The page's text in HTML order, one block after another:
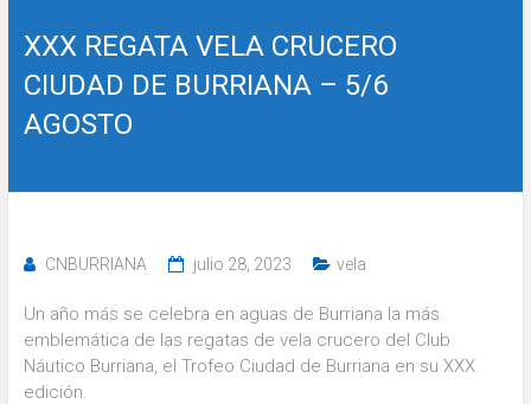
XXX REGATA VELA CRUCERO
CIUDAD DE BURRIANA – 5/6
AGOSTO
CNBURRIANA julio 28, 2023 vela
Un año más se celebra en aguas de Burriana la más
emblemática de las regatas de vela crucero del Club
Náutico Burriana, el Trofeo Ciudad de Burriana en su XXX
edición.